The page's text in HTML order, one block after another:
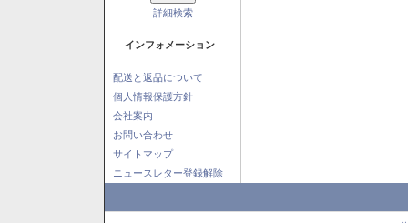
詳細検索
インフォメーション
配送と返品について
個人情報保護方針
会社案内
お問い合わせ
サイトマップ
ニュースレター登録解除